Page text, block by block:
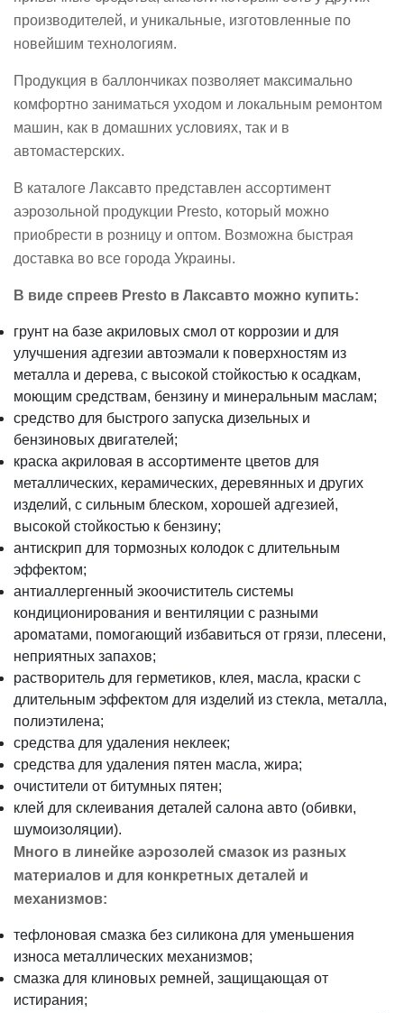
производителей, и уникальные, изготовленные по
новейшим технологиям.
Продукция в баллончиках позволяет максимально
комфортно заниматься уходом и локальным ремонтом
машин, как в домашних условиях, так и в
автомастерских.
В каталоге Лаксавто представлен ассортимент
аэрозольной продукции Presto, который можно
приобрести в розницу и оптом. Возможна быстрая
доставка во все города Украины.
В виде спреев Presto в Лаксавто можно купить:
грунт на базе акриловых смол от коррозии и для
улучшения адгезии автоэмали к поверхностям из
металла и дерева, с высокой стойкостью к осадкам,
моющим средствам, бензину и минеральным маслам;
средство для быстрого запуска дизельных и
бензиновых двигателей;
краска акриловая в ассортименте цветов для
металлических, керамических, деревянных и других
изделий, с сильным блеском, хорошей адгезией,
высокой стойкостью к бензину;
антискрип для тормозных колодок с длительным
эффектом;
антиаллергенный экоочиститель системы
кондиционирования и вентиляции с разными
ароматами, помогающий избавиться от грязи, плесени,
неприятных запахов;
растворитель для герметиков, клея, масла, краски с
длительным эффектом для изделий из стекла, металла,
полиэтилена;
средства для удаления неклеек;
средства для удаления пятен масла, жира;
очистители от битумных пятен;
клей для склеивания деталей салона авто (обивки,
шумоизоляции).
Много в линейке аэрозолей смазок из разных
материалов и для конкретных деталей и
механизмов:
тефлоновая смазка без силикона для уменьшения
износа металлических механизмов;
смазка для клиновых ремней, защищающая от
истирания;